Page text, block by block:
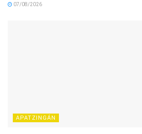
07/08/2026
APATZINGÁN